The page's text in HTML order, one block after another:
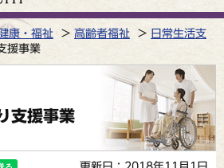
康・福祉 高齢者福祉
日常生活支
援事業
支援事業